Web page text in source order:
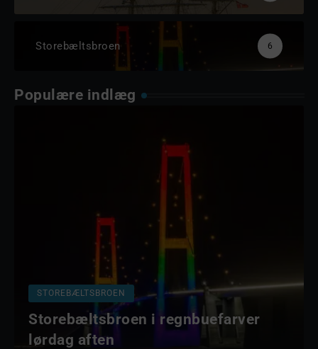
Storebæltsbroen 6
Populære indlæg
STOREBÆLTSBROEN
Storebæltsbroen i regnbuefarver
lørdag aften